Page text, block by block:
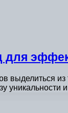
для
выделиться
уникальности